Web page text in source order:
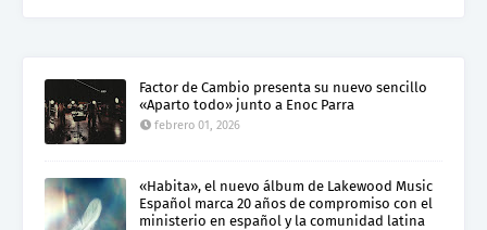
Factor de Cambio presenta su nuevo sencillo
«Aparto todo» junto a Enoc Parra
febrero 01, 2026
«Habita», el nuevo álbum de Lakewood Music
Español marca 20 años de compromiso con el
ministerio en español y la comunidad latina